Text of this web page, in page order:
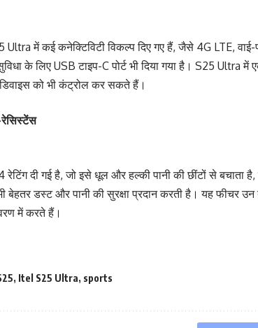
में कई कनेक्टिविटी विकल्प दिए गए हैं, जैसे 4G LTE,
के लिए USB टाइप-C पोर्ट भी दिया गया है। S25 Ultra में
को भी कंट्रोल कर सकते हैं।
दी गई है, जो इसे धूल और हल्की पानी की छींटों से बचाता
बेहतर डस्ट और पानी की सुरक्षा प्रदान करती है। यह फीचर
में करते हैं।
, Itel S25 Ultra, sports